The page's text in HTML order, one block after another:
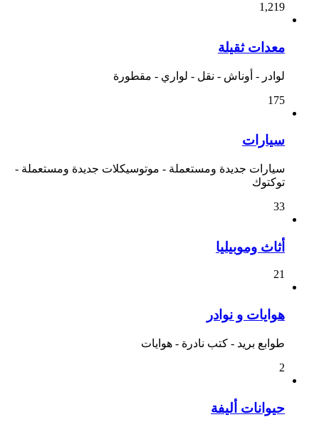
1,219
معدات ثقيلة
لوادر - أوناش - نقل - لواري - مقطورة
175
سيارات
سيارات جديدة ومستعملة - موتوسيكلات جديدة ومستعملة -
توكتوك
33
أثاث وموبيليا
21
هوايات و نوادر
طوابع بريد - كتب نادرة - هوايات
2
حيوانات أليفة